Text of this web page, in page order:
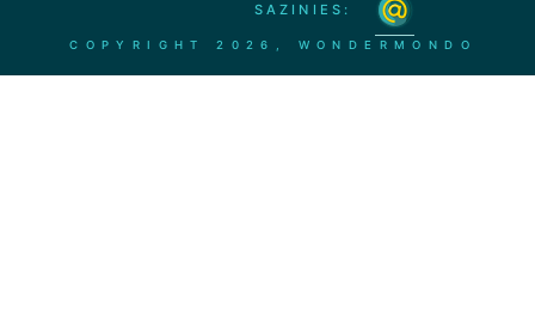
SAZINIES:
COPYRIGHT2026, WONDERMONDO